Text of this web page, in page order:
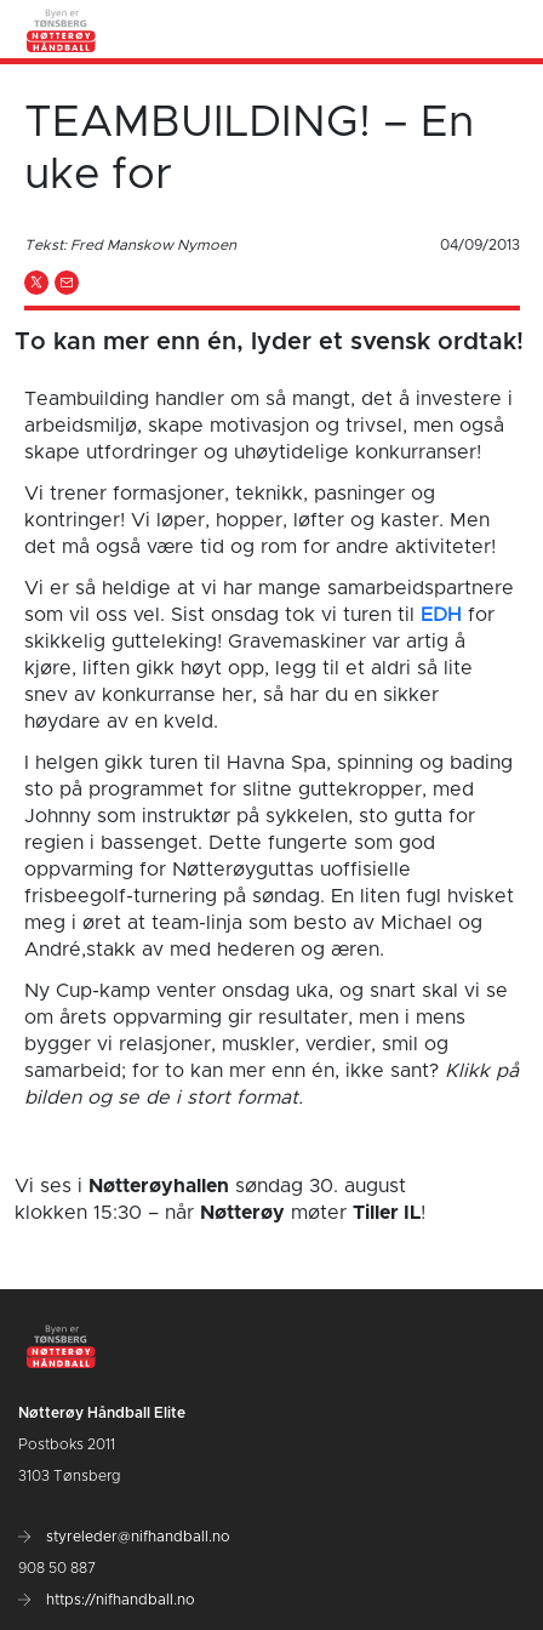
TEAMBUILDING! – En
uke for
Tekst: Fred Manskow Nymoen 04/09/2013
To kan mer enn én, lyder et svensk ordtak!
Teambuilding handler om så mangt, det å investere i
arbeidsmiljø, skape motivasjon og trivsel, men også
skape utfordringer og uhøytidelige konkurranser!
Vi trener formasjoner, teknikk, pasninger og
kontringer! Vi løper, hopper, løfter og kaster. Men
det må også være tid og rom for andre aktiviteter!
Vi er så heldige at vi har mange samarbeidspartnere
som vil oss vel. Sist onsdag tok vi turen til EDH for
skikkelig gutteleking! Gravemaskiner var artig å
kjøre, liften gikk høyt opp, legg til et aldri så lite
snev av konkurranse her, så har du en sikker
høydare av en kveld.
I helgen gikk turen til Havna Spa, spinning og bading
sto på programmet for slitne guttekropper, med
Johnny som instruktør på sykkelen, sto gutta for
regien i bassenget. Dette fungerte som god
oppvarming for Nøtterøyguttas uoffisielle
frisbeegolf-turnering på søndag. En liten fugl hvisket
meg i øret at team-linja som besto av Michael og
André,stakk av med hederen og æren.
Ny Cup-kamp venter onsdag uka, og snart skal vi se
om årets oppvarming gir resultater, men i mens
bygger vi relasjoner, muskler, verdier, smil og
samarbeid; for to kan mer enn én, ikke sant? Klikk på
bilden og se de i stort format.
Vi ses i Nøtterøyhallen søndag 30. august
klokken 15:30 – når Nøtterøy møter Tiller IL!
Nøtterøy Håndball Elite
Postboks 2011
3103 Tønsberg
styreleder@nifhandball.no
908 50 887
https://nifhandball.no